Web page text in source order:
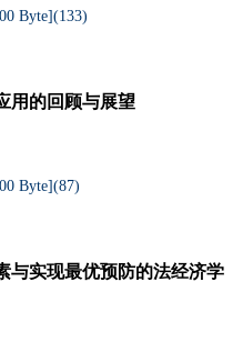
Byte](133)
用的回顾与展望
Byte](87)
与实现最优预防的法经济学